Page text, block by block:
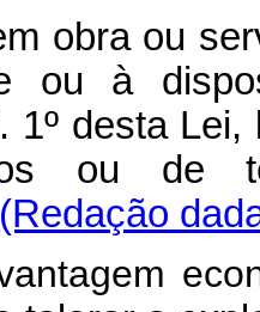
obra ou
ou à
1º desta
ou de
(Redação